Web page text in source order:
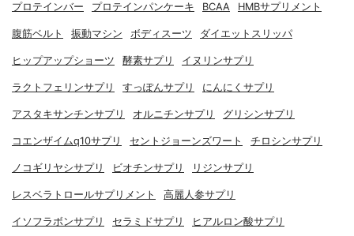
プロテインバー プロテインパンケーキ BCAA HMBサプリメント
腹筋ベルト 振動マシン ボディスーツ ダイエットスリッパ
ヒップアップショーツ 酵素サプリ イヌリンサプリ
ラクトフェリンサプリ すっぽんサプリ にんにくサプリ
アスタキサンチンサプリ オルニチンサプリ グリシンサプリ
コエンザイムq10サプリ セントジョーンズワート チロシンサプリ
ノコギリヤシサプリ ビオチンサプリ リジンサプリ
レスベラトロールサプリメント 高麗人参サプリ
イソフラボンサプリ セラミドサプリ ヒアルロン酸サプリ